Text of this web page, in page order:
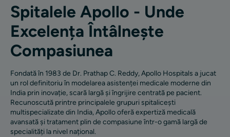
Spitalele Apollo - Unde
Excelența Întâlnește
Compasiunea
Fondată în 1983 de Dr. Prathap C. Reddy, Apollo Hospitals a jucat
un rol definitoriu în modelarea asistenței medicale moderne din
India prin inovație, scară largă și îngrijire centrată pe pacient.
Recunoscută printre principalele grupuri spitalicești
multispecializate din India, Apollo oferă expertiză medicală
avansată și tratament plin de compasiune într-o gamă largă de
specialități la nivel național.